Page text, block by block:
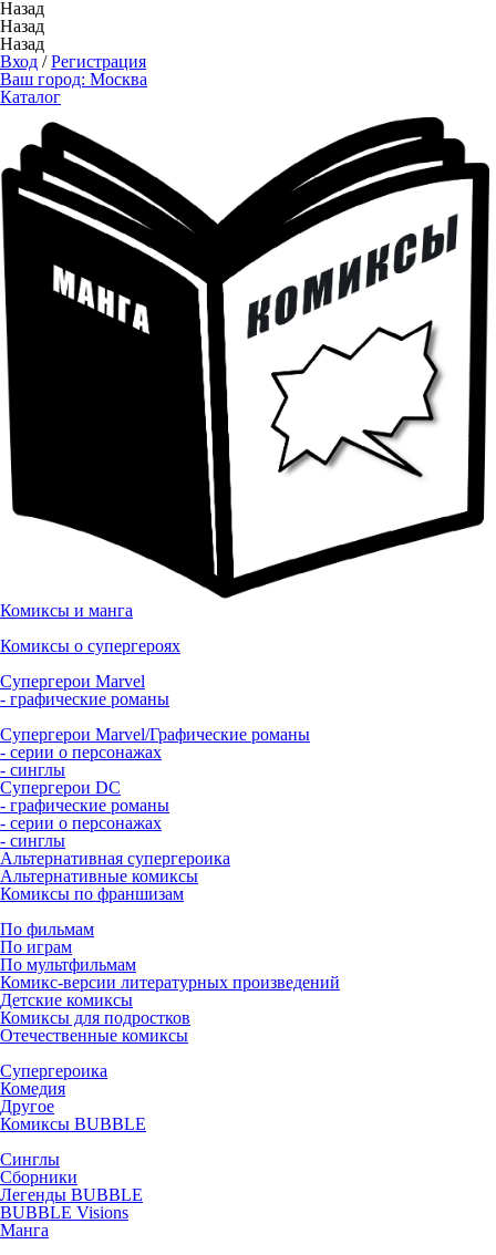
Назад
Назад
Назад
Вход /Регистрация
Ваш город: Москва
Каталог
Комиксы и манга
Комиксы о супергероях
Супергерои Marvel
- графические романы
Супергерои Marvel/Графические романы
- серии о персонажах
- синглы
Супергерои DC
- графические романы
- серии о персонажах
- синглы
Альтернативная супергероика
Альтернативные комиксы
Комиксы по франшизам
По фильмам
По играм
По мультфильмам
Комикс-версии литературных произведений
Детские комиксы
Комиксы для подростков
Отечественные комиксы
Супергероика
Комедия
Другое
Комиксы BUBBLE
Синглы
Сборники
Легенды BUBBLE
BUBBLE Visions
Манга